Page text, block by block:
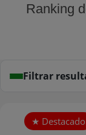
Ranking
Filtrar